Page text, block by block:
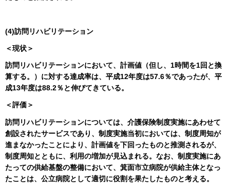
(4)訪問リハビリテーション
＜現状＞
訪問リハビリテーションにおいて、計画値（但し、1時間を1回と換
算する。）に対する達成率は、平成12年度は57.6％であったが、平
成13年度は88.2％と伸びてきている。
＜評価＞
訪問リハビリテーションについては、介護保険制度実施にあわせて
創設されたサービスであり、制度実施当初においては、制度周知が
進まなかったことにより、計画値を下回ったものと推測されるが、
制度周知とともに、利用の増加が見込まれる。なお、制度実施にあ
たっての供給基盤の整備において、箕面市立病院が供給主体となっ
たことは、公立病院として適切に役割を果たしたものと考える。